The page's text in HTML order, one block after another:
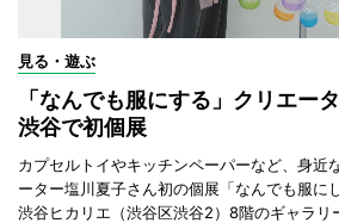
見る・遊ぶ
「なんでも服にする」クリエー
渋谷で初個展
カプセルトイやキッチンペーパーなど、身近
ーター塩川夏子さん初の個展「なんでも服に
渋谷ヒカリエ（渋谷区渋谷2）8階のギャラリ